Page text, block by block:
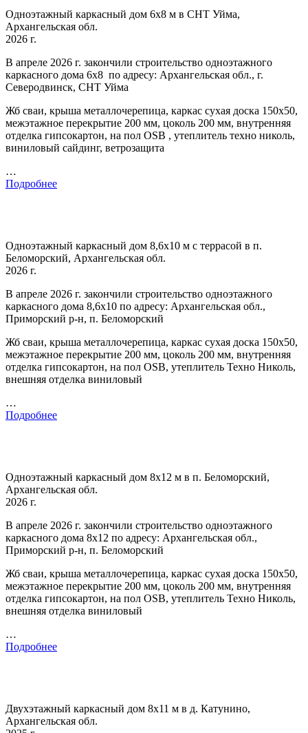
Одноэтажный каркасный дом 6х8 м в СНТ Уйма,
Архангельская обл.
2026 г.
В апреле 2026 г. закончили строительство одноэтажного
каркасного дома 6х8 по адресу: Архангельская обл., г.
Северодвинск, СНТ Уйма
Жб сваи, крыша металлочерепица, каркас сухая доска 150х50,
межэтажное перекрытие 200 мм, цоколь 200 мм, внутренняя
отделка гипсокартон, на пол OSB , утеплитель техно николь,
виниловый сайдинг, ветрозащита
…
Подробнее
Одноэтажный каркасный дом 8,6х10 м с террасой в п.
Беломорский, Архангельская обл.
2026 г.
В апреле 2026 г. закончили строительство одноэтажного
каркасного дома 8,6х10 по адресу: Архангельская обл.,
Приморский р-н, п. Беломорский
Жб сваи, крыша металлочерепица, каркас сухая доска 150х50,
межэтажное перекрытие 200 мм, цоколь 200 мм, внутренняя
отделка гипсокартон, на пол OSB, утеплитель Техно Николь,
внешняя отделка виниловый
…
Подробнее
Одноэтажный каркасный дом 8х12 м в п. Беломорский,
Архангельская обл.
2026 г.
В апреле 2026 г. закончили строительство одноэтажного
каркасного дома 8х12 по адресу: Архангельская обл.,
Приморский р-н, п. Беломорский
Жб сваи, крыша металлочерепица, каркас сухая доска 150х50,
межэтажное перекрытие 200 мм, цоколь 200 мм, внутренняя
отделка гипсокартон, на пол OSB, утеплитель Техно Николь,
внешняя отделка виниловый
…
Подробнее
Двухэтажный каркасный дом 8х11 м в д. Катунино,
Архангельская обл.